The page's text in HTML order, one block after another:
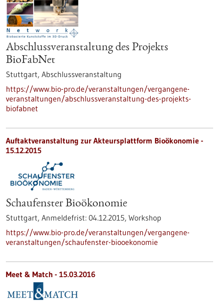
Abschlussveranstaltung des Projekts
BioFabNet
Stuttgart, Abschlussveranstaltung
https://www.bio-pro.de/veranstaltungen/vergangene-
veranstaltungen/abschlussveranstaltung-des-projekts-
biofabnet
Auftaktveranstaltung zur Akteursplattform Bioökonomie -
15.12.2015
Schaufenster Bioökonomie
Stuttgart, Anmeldefrist: 04.12.2015, Workshop
https://www.bio-pro.de/veranstaltungen/vergangene-
veranstaltungen/schaufenster-biooekonomie
Meet & Match - 15.03.2016